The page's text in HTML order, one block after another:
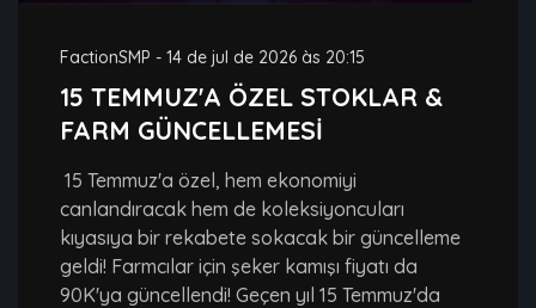
FactionSMP - 14 de jul de 2026 às 20:15
15 TEMMUZ'A ÖZEL STOKLAR &
FARM GÜNCELLEMESİ
15 Temmuz'a özel, hem ekonomiyi
canlandıracak hem de koleksiyoncuları
kıyasıya bir rekabete sokacak bir güncelleme
geldi! Farmcılar için şeker kamışı fiyatı da
90K'ya güncellendi! Geçen yıl 15 Temmuz'da